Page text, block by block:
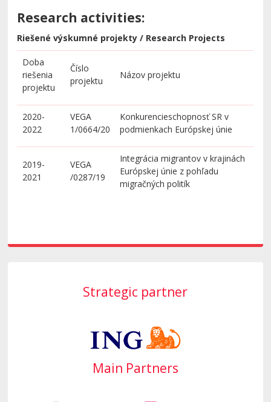
Research activities:
Riešené výskumné projekty / Research Projects
Doba
riešenia
projektu
Číslo
projektu
Názov projektu
2020-
2022
VEGA
1/0664/20
Konkurencieschopnosť SR v
podmienkach Európskej únie
2019-
2021
VEGA
/0287/19
Integrácia migrantov v krajinách
Európskej únie z pohľadu
migračných politík
Strategic partner
Main Partners